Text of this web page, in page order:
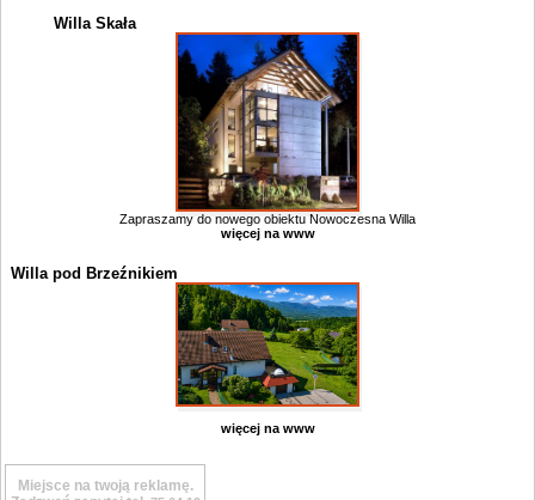
Willa Skała
Zapraszamy do nowego obiektu Nowoczesna Willa
więcej na www
Willa pod Brzeźnikiem
więcej na www
Miejsce na twoją reklamę.